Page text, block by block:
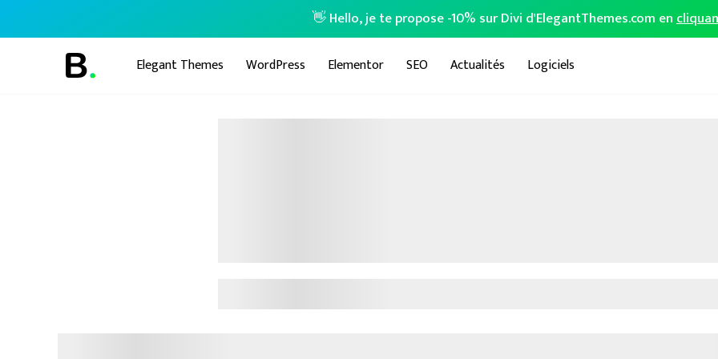
👋 Hello, je te propose -10% sur Divi d'ElegantThemes.com en
Elegant Themes WordPress Elementor SEO Actualités Logiciels